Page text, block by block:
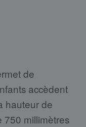
de
accèdent
hauteur de
750 millimètres